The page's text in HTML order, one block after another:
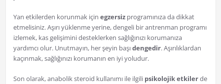
Yan etkilerden korunmak için egzersizprogramınıza da dikkat
etmelisiniz. Aşırı yüklenme yerine, dengeli bir antrenman programı
izlemek, kas gelişimini desteklerken sağlığınızı korumanıza
yardımcı olur. Unutmayın, her şeyin başıdengedir. Aşırılıklardan
kaçınmak, sağlığınızı korumanın en iyi yoludur.
Son olarak, anabolik steroid kullanımı ile ilgili psikolojik etkilerde